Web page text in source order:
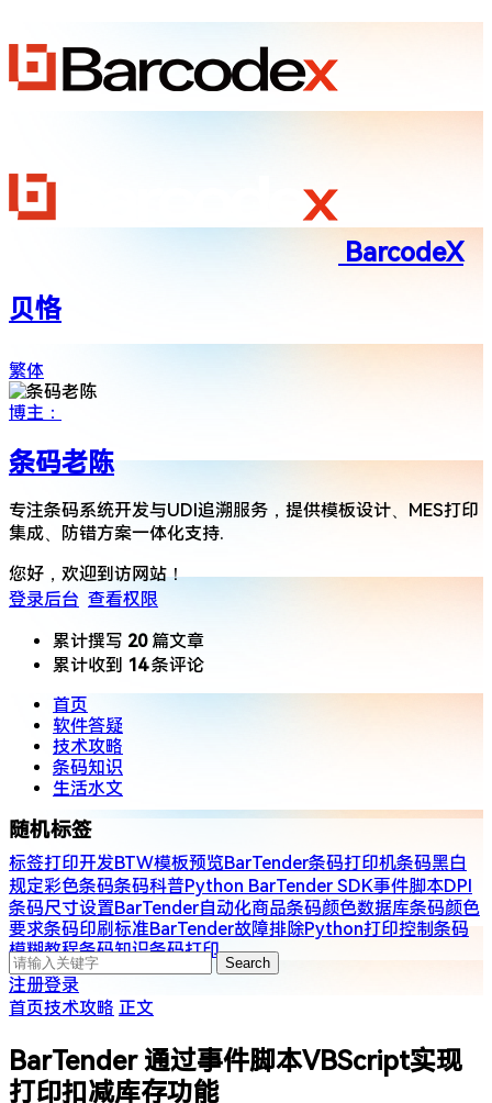
BarcodeX
贝恪
繁体
博主：
条码老陈
专注条码系统开发与UDI追溯服务，提供​​模板设计、MES打印
集成、防错方案​​一体化支持.
您好，欢迎到访网站！
登录后台 查看权限
累计撰写 20篇文章
累计收到 14条评论
首页
软件答疑
技术攻略
条码知识
生活水文
随机标签
标签打印开发BTW模板预览BarTender条码打印机条码黑白
规定​​彩色条码条码科普Python BarTender SDK事件脚本​​DPI​​
条码尺寸设置BarTender自动化​商品条码颜色​​数据库条码颜色
要求​​条码印刷标准​BarTender故障排除Python打印控制条码
模糊​​教程条码知识条码打印
Search
注册登录
首页技术攻略 正文
BarTender 通过事件脚本VBScript实现
打印扣减库存功能